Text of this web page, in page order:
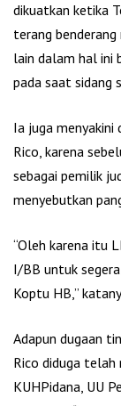
dikuatkan ketika
terang
lain dalam hal ini
pada saat sidang
Ia juga
Rico, karena
sebagai pemilik
menyebutkan
“Oleh karena itu
I/BB untuk
Koptu HB,”
Adapun dugaan
Rico diduga
KUHPidana, UU